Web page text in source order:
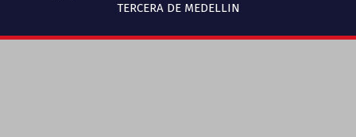
TERCERA DE MEDELLIN